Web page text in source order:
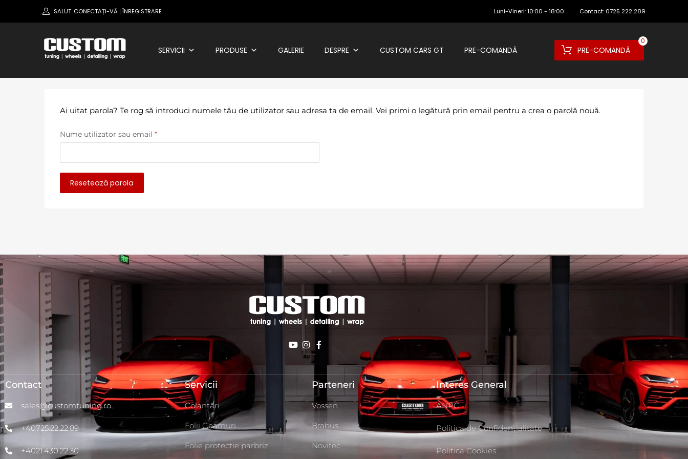
SALUT. CONECTAȚI-VĂ | ÎNREGISTRARE Luni-Vineri:10:00 - 18:00 Contact: 0725 222 289
PRE-COMANDĂ
0
SERVICII PRODUSE GALERIE DESPRE CUSTOM CARS GT PRE-COMANDĂ
Ai uitat parola? Te rog să introduci numele tău de utilizator sau adresa ta de email. Vei primi o legătură prin email pentru a crea o parolă nouă.
Nume utilizator sau email *
Resetează parola
Contact
sales@customtuning.ro
+40725.22.22.89
+4021.430.22.30
Servicii
Colantări
Folii Geamuri
Folie protectie parbriz
Parteneri
Vossen
Brabus
Novitec
Interes General
ANPC
Politica de Confidențialitate
Politica Cookies